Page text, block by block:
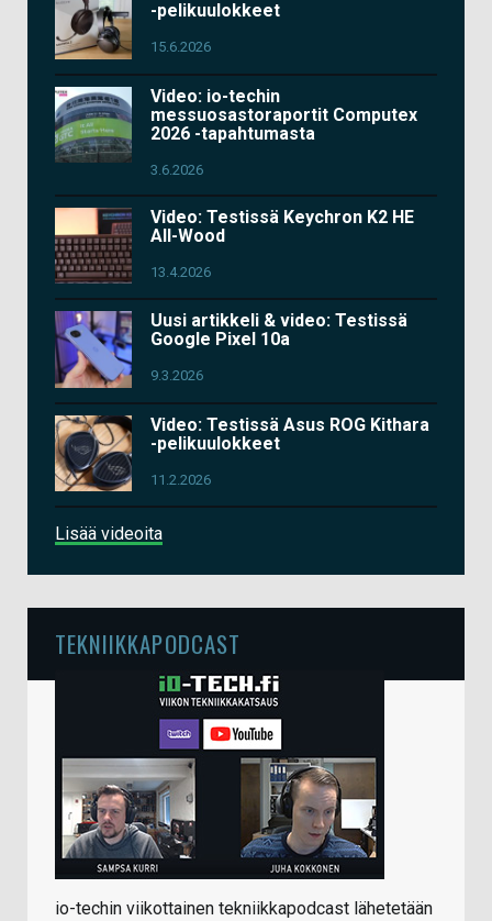
-pelikuulokkeet
15.6.2026
Video: io-techin
messuosastoraportit Computex
2026 -tapahtumasta
3.6.2026
Video: Testissä Keychron K2 HE
All-Wood
13.4.2026
Uusi artikkeli & video: Testissä
Google Pixel 10a
9.3.2026
Video: Testissä Asus ROG Kithara
-pelikuulokkeet
11.2.2026
Lisää videoita
TEKNIIKKAPODCAST
io-techin viikottainen tekniikkapodcast lähetetään